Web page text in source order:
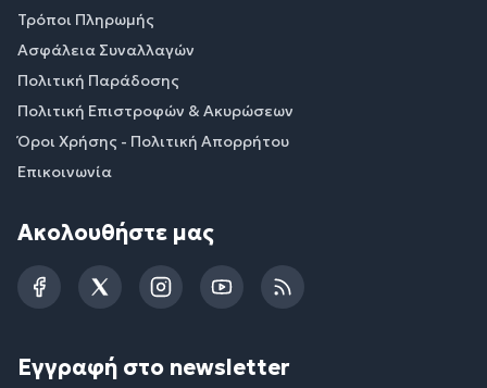
Τρόποι Πληρωμής
Ασφάλεια Συναλλαγών
Πολιτική Παράδοσης
Πολιτική Επιστροφών & Ακυρώσεων
Όροι Χρήσης - Πολιτική Απορρήτου
Επικοινωνία
Ακολουθήστε μας
FacebookTwitterInstagramYouTubeRSS
Εγγραφή στο newsletter